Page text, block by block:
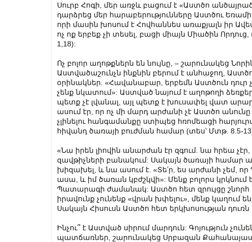
Սուրբ Հոգի, մեր առջև բացում է «Աստծո
դարձրեց մեր հարաբերությունները Աստծու
որի մասին խոսում է Հովհաննես առաքյալն իր
ոչ ոք երբեք չի տեսել, բացի միայն Միածին
1,18):
Ոչ բոլոր աղոթքներն են նույնը, – շարունակեց
Աստվածաշունչն ինքնին բերում է անհաջող,
օրինակներ. «Հավանաբար, երբեմն Աստծուն դուր
չենք նկատում»: Աստված նայում է աղոթողի
պետք չէ լվանալ, այլ պետք է խուսափել վատ
ասում էր, որ ոչ մի մարդ արժանի չէ Աստծո
չլինելու հանգամանքը ստիպեց հռոմեացի
հիվանդ ծառայի բուժման համար (տես՝ Մտթ. 8.5-
«Նա իրեն լիովին անարժան էր զգում. նա հրեա
զավթիչների բանակում: Սակայն ծառայի համար
խիզախել, և նա ասում է. «Տե՛ր, ես արժանի չեմ,
ասա, և իմ ծառան կբժշկվի»: Մենք բոլորս կրկնում
Պատարագի ժամանակ: Աստծո հետ զրույցը շնորհ
իրավունք չունենք «վրան խփելու», մենք կաղում
Սակայն Հիսուսն Աստծո հետ երկխոսության դուռն
Ինչու՞ է Աստված սիրում մարդուն: Գոյություն
պատճառներ, շարունակեց Սրբազան